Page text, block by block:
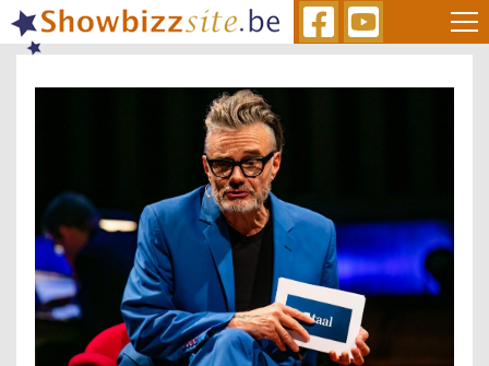
Skip
to
content